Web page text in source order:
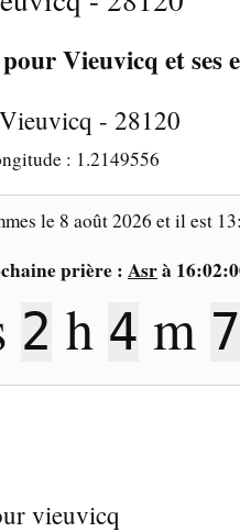
Vieuvicq et ses
- 28120
: 1.2149556
le 8 août 2026 et il est
prière : Asrà
2 h 4 m 6
vieuvicq